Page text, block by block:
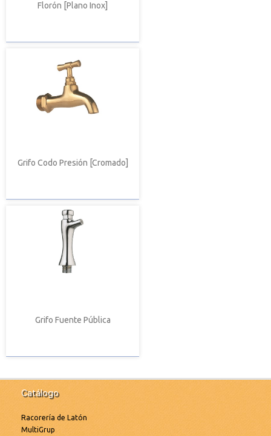
Florón [Plano Inox]
Grifo Codo Presión [Cromado]
Grifo Fuente Pública
Catálogo
Racorería de Latón
MultiGrup